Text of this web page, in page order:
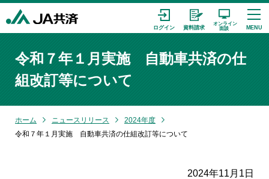
令和７年１月実施 自動車共済の仕
組改訂等について
ホーム ニュースリリース
2024年度
令和７年１月実施 自動車共済の仕組改訂等について
2024年11月1日